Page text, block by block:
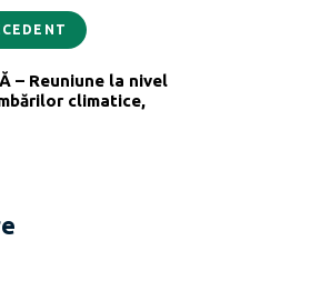
– Reuniune la nivel
climatice,